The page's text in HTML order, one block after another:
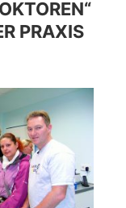
PRAXIS